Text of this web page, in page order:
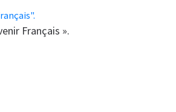
Français ».